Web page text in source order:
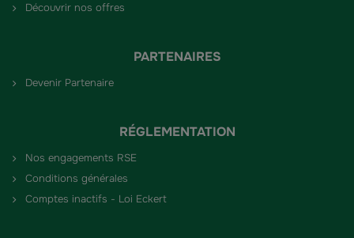
Découvrir nos offres
PARTENAIRES
Devenir Partenaire
RÉGLEMENTATION
Nos engagements RSE
Conditions générales
Comptes inactifs - Loi Eckert